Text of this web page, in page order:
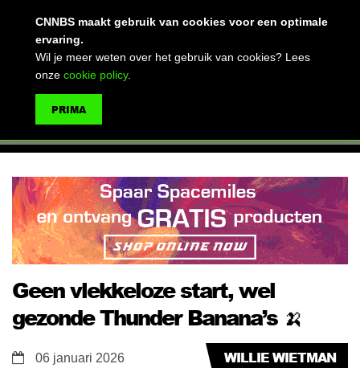
Geen vlekkeloze start, wel
gezonde Thunder Banana’s 🍌
WILLIE WIETMAN
06 januari 2026
CNNBS maakt gebruik van cookies voor een optimale
ervaring.
Wil je meer weten over het gebruik van cookies? Lees
onze cookie policy.
PRIMA